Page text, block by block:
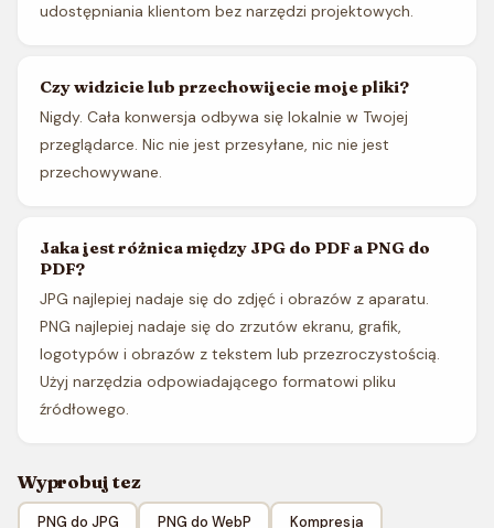
udostępniania klientom bez narzędzi projektowych.
Czy widzicie lub przechowijecie moje pliki?
Nigdy. Cała konwersja odbywa się lokalnie w Twojej
przeglądarce. Nic nie jest przesyłane, nic nie jest
przechowywane.
Jaka jest różnica między JPG do PDF a PNG do
PDF?
JPG najlepiej nadaje się do zdjęć i obrazów z aparatu.
PNG najlepiej nadaje się do zrzutów ekranu, grafik,
logotypów i obrazów z tekstem lub przezroczystością.
Użyj narzędzia odpowiadającego formatowi pliku
źródłowego.
Wyprobuj tez
PNG do JPG PNG do WebP Kompresja